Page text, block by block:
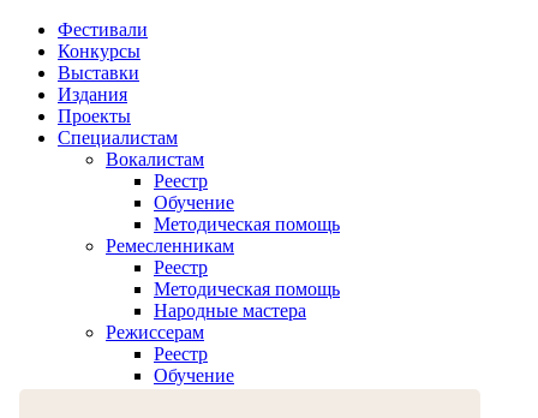
Фестивали
Конкурсы
Выставки
Издания
Проекты
Специалистам
Вокалистам
Реестр
Обучение
Методическая помощь
Ремесленникам
Реестр
Методическая помощь
Народные мастера
Режиссерам
Реестр
Обучение